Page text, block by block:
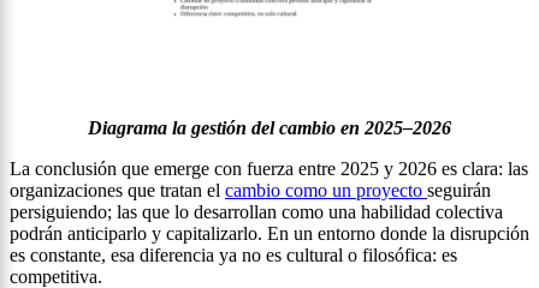
Diagrama la gestión del cambio en 2025–2026
La conclusión que emerge con fuerza entre 2025 y 2026 es clara: las
organizaciones que tratan el cambio como un proyecto seguirán
persiguiendo; las que lo desarrollan como una habilidad colectiva
podrán anticiparlo y capitalizarlo. En un entorno donde la disrupción
es constante, esa diferencia ya no es cultural o filosófica: es
competitiva.